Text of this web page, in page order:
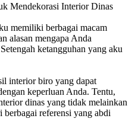
Mendekorasi Interior Dinas
memiliki berbagai macam
alasan mengapa Anda
ketangguhan yang aku
interior biro yang dapat
keperluan Anda. Tentu,
dinas yang tidak melainkan
referensi yang abdi